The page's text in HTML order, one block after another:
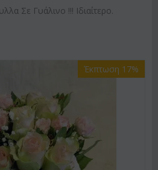
Σε Γυάλινο !!! Ιδιαίτερο.
Έκπτωση 17%